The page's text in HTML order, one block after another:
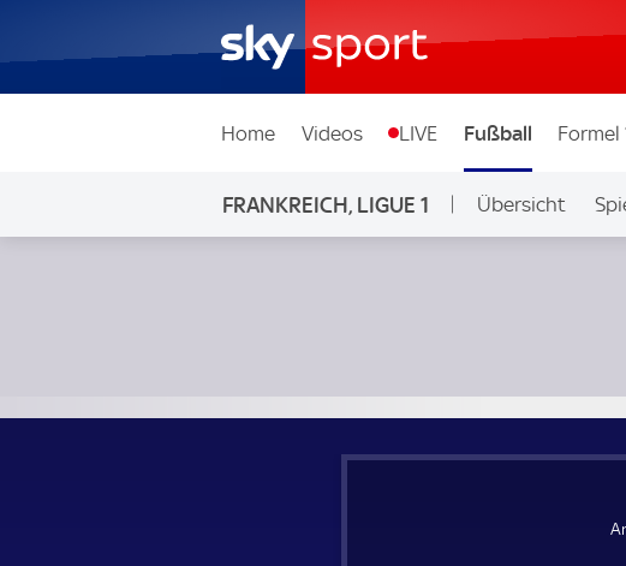
Home Videos LIVE Fußball Formel
FRANKREICH, LIGUE 1 Übersicht